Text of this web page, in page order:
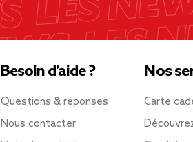
Besoin d’aide ?
Questions & réponses
Nous contacter
Nos
Carte